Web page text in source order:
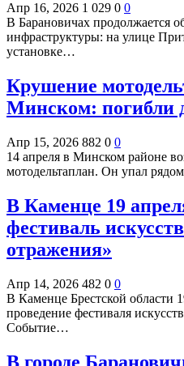
Апр 16, 2026 1 029 0 0
В Барановичах продолжается
инфраструктуры: на улице
установке…
Крушение
Минском: погибли
Апр 15, 2026 882 0 0
14 апреля в Минском районе
мотодельтаплан. Он упал
В Каменце 19
фестиваль
отражения»
Апр 14, 2026 482 0 0
В Каменце Брестской области
проведение фестиваля
Событие…